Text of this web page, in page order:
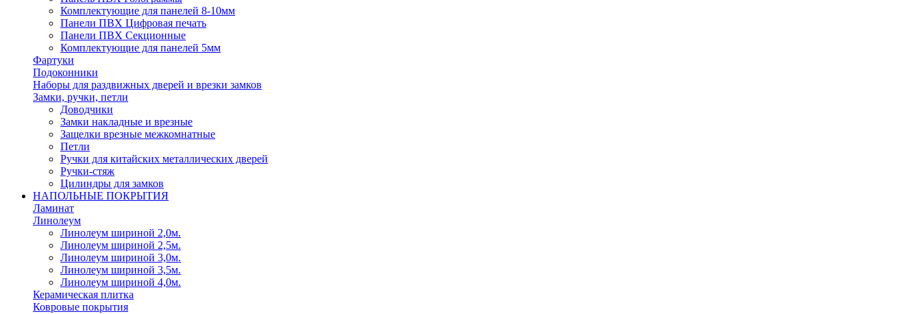
Комплектующие для панелей 8-10мм
Панели ПВХ Цифровая печать
Панели ПВХ Секционные
Комплектующие для панелей 5мм
Фартуки
Подоконники
Наборы для раздвижных дверей и врезки замков
Замки, ручки, петли
Доводчики
Замки накладные и врезные
Защелки врезные межкомнатные
Петли
Ручки для китайских металлических дверей
Ручки-стяж
Цилиндры для замков
НАПОЛЬНЫЕ ПОКРЫТИЯ
Ламинат
Линолеум
Линолеум шириной 2,0м.
Линолеум шириной 2,5м.
Линолеум шириной 3,0м.
Линолеум шириной 3,5м.
Линолеум шириной 4,0м.
Керамическая плитка
Ковровые покрытия